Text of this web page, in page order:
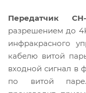
Передатчик CH-
разрешением до
инфракрасного
кабелю витой
входной сигнал в
по витой паре.